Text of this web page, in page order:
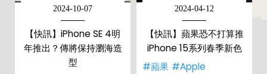
2024-10-07
【快訊】iPhone SE 4明
年推出？傳將保持瀏海造
型
2024-04-12
【快訊】蘋果恐不打算推
iPhone 15系列春季新色
#蘋果 #Apple